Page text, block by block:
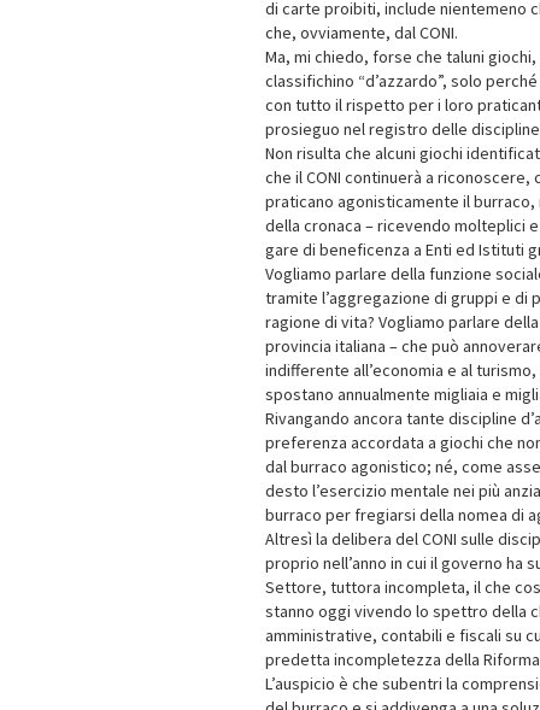
di carte proibiti, include nientemeno
che, ovviamente, dal CONI.
Ma, mi chiedo, forse che taluni
classifichino “d’azzardo”, solo
con tutto il rispetto per i loro
prosieguo nel registro delle discipline
Non risulta che alcuni giochi
che il CONI continuerà a
praticano agonisticamente il
della cronaca – ricevendo molteplici
gare di beneficenza a Enti ed Istituti
Vogliamo parlare della funzione
tramite l’aggregazione di gruppi e di
ragione di vita? Vogliamo parlare
provincia italiana – che può
indifferente all’economia e al
spostano annualmente migliaia e
Rivangando ancora tante discipline
preferenza accordata a giochi che
dal burraco agonistico; né, come
desto l’esercizio mentale nei più
burraco per fregiarsi della nomea di
Altresì la delibera del CONI sulle
proprio nell’anno in cui il governo ha
Settore, tuttora incompleta, il che
stanno oggi vivendo lo spettro della
amministrative, contabili e fiscali su
predetta incompletezza della
L’auspicio è che subentri la